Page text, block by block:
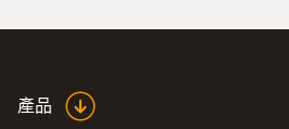
產品